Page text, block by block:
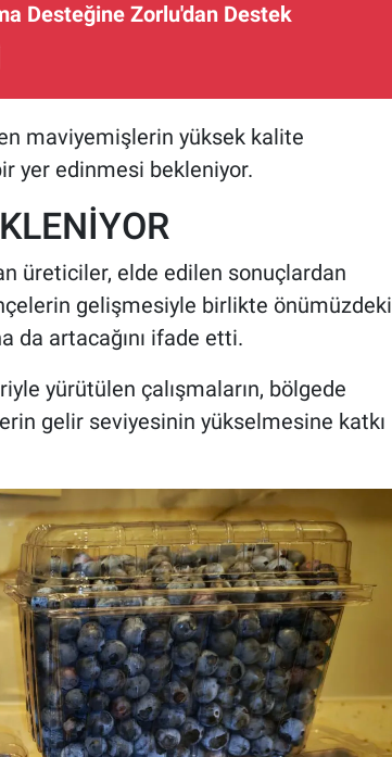
Desteğine Zorlu'dan Destek
maviyemişlerin yüksek kalite
yer edinmesi bekleniyor.
üreticiler, elde edilen sonuçlardan
gelişmesiyle birlikte önümüzdeki
da artacağını ifade etti.
yürütülen çalışmaların, bölgede
gelir seviyesinin yükselmesine katkı